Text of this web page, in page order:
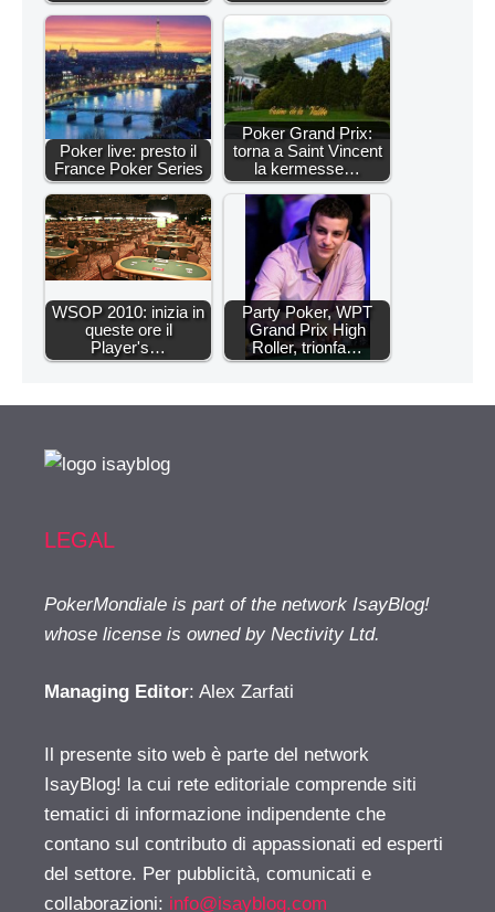
Poker live: presto il
France Poker Series
Poker Grand Prix:
torna a Saint Vincent
la kermesse…
WSOP 2010: inizia in
queste ore il
Player's…
Party Poker, WPT
Grand Prix High
Roller, trionfa…
LEGAL
PokerMondiale is part of the network IsayBlog!
whose license is owned by Nectivity Ltd.
Managing Editor: Alex Zarfati
Il presente sito web è parte del network
IsayBlog! la cui rete editoriale comprende siti
tematici di informazione indipendente che
contano sul contributo di appassionati ed esperti
del settore. Per pubblicità, comunicati e
collaborazioni: info@isayblog.com